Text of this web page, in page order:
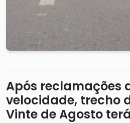
Após reclamações
velocidade, trecho
Vinte de Agosto